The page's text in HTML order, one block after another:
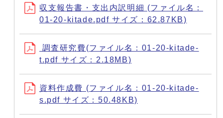
収支報告書・支出内訳明細 (ファイル名：
01-20-kitade.pdf サイズ：62.87KB)
調査研究費(ファイル名：01-20-kitade-
t.pdf サイズ：2.18MB)
資料作成費 (ファイル名：01-20-kitade-
s.pdf サイズ：50.48KB)